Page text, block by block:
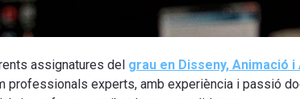
assignatures del grau en Disseny, Animació
professionals experts, amb experiència i passió